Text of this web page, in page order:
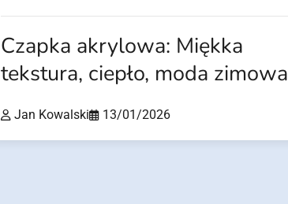
Czapka akrylowa: Miękka
tekstura, ciepło, moda zimowa
Jan Kowalski 13/01/2026